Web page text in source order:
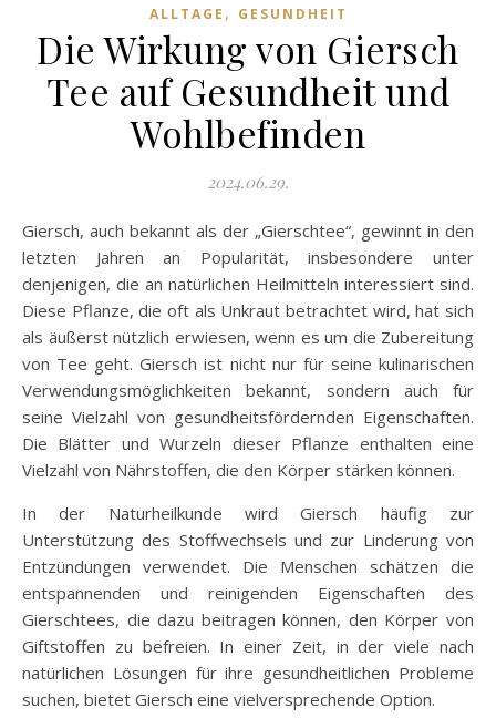
ALLTAGE , GESUNDHEIT
Die Wirkung von Giersch
Tee auf Gesundheit und
Wohlbefinden
2024.06.29.
Giersch, auch bekannt als der „Gierschtee“, gewinnt in den
letzten Jahren an Popularität, insbesondere unter
denjenigen, die an natürlichen Heilmitteln interessiert sind.
Diese Pflanze, die oft als Unkraut betrachtet wird, hat sich
als äußerst nützlich erwiesen, wenn es um die Zubereitung
von Tee geht. Giersch ist nicht nur für seine kulinarischen
Verwendungsmöglichkeiten bekannt, sondern auch für
seine Vielzahl von gesundheitsfördernden Eigenschaften.
Die Blätter und Wurzeln dieser Pflanze enthalten eine
Vielzahl von Nährstoffen, die den Körper stärken können.
In der Naturheilkunde wird Giersch häufig zur
Unterstützung des Stoffwechsels und zur Linderung von
Entzündungen verwendet. Die Menschen schätzen die
entspannenden und reinigenden Eigenschaften des
Gierschtees, die dazu beitragen können, den Körper von
Giftstoffen zu befreien. In einer Zeit, in der viele nach
natürlichen Lösungen für ihre gesundheitlichen Probleme
suchen, bietet Giersch eine vielversprechende Option.